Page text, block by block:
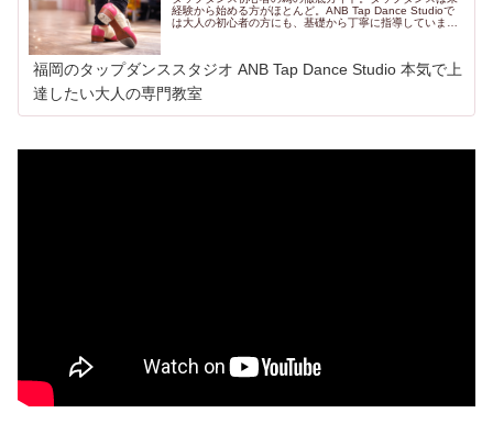
経験から始める方がほとんど。ANB Tap Dance Studioで
は大人の初心者の方にも、基礎から丁寧に指導していま
福岡のタップダンススタジオ ANB Tap Dance Studio 本気で上
達したい大人の専門教室